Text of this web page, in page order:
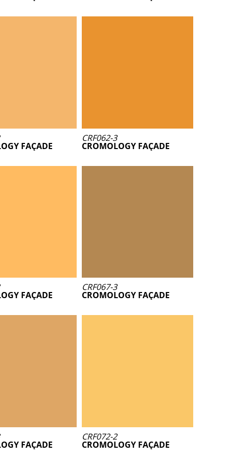
FAÇADE
CRF062-3
CROMOLOGY FAÇADE
FAÇADE
CRF067-3
CROMOLOGY FAÇADE
FAÇADE
CRF072-2
CROMOLOGY FAÇADE